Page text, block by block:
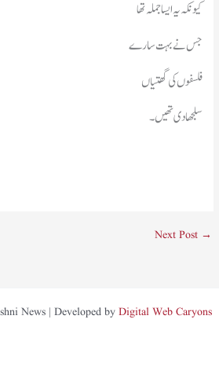
کیونکہ یہ ایسا جملہ تھا
جس نے بہت سارے
فلسفوں کی گھتیاں
سلجھا دی تھیں۔
Next Post →
News | Developed by Digital Web Caryons